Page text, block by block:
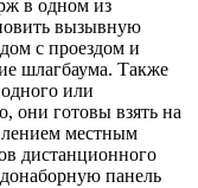
в одном из
вызывную
с проездом и
шлагбаума. Также
или
они готовы взять на
местным
дистанционного
панель